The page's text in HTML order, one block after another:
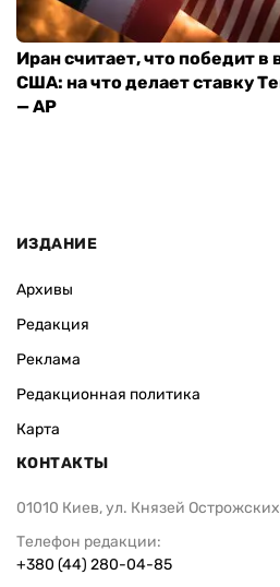
Иран считает, что победит в
США: на что делает ставку
— AP
ИЗДАНИЕ
Архивы
Редакция
Реклама
Редакционная политика
Карта
КОНТАКТЫ
01010 Киев, ул. Князей
Телефон редакции:
+380 (44) 280-04-85